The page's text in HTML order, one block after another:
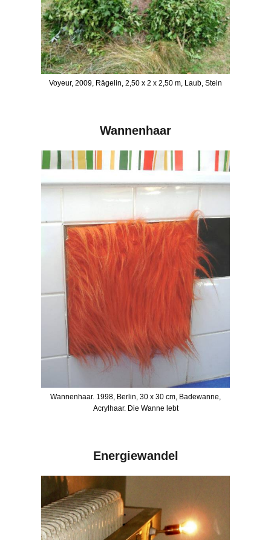
Voyeur, 2009, Rägelin, 2,50 x 2 x 2,50 m, Laub, Stein
Wannenhaar
Wannenhaar. 1998, Berlin, 30 x 30 cm, Badewanne,
Acrylhaar. Die Wanne lebt
Energiewandel